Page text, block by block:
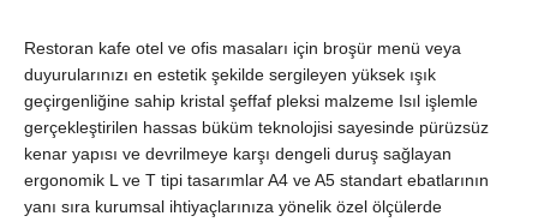
Restoran kafe otel ve ofis masaları için broşür menü veya
duyurularınızı en estetik şekilde sergileyen yüksek ışık
geçirgenliğine sahip kristal şeffaf pleksi malzeme Isıl işlemle
gerçekleştirilen hassas büküm teknolojisi sayesinde pürüzsüz
kenar yapısı ve devrilmeye karşı dengeli duruş sağlayan
ergonomik L ve T tipi tasarımlar A4 ve A5 standart ebatlarının
yanı sıra kurumsal ihtiyaçlarınıza yönelik özel ölçülerde